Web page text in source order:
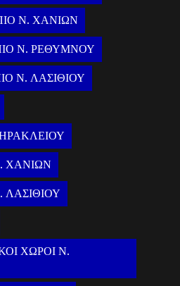
Ν. ΧΑΝΙΩΝ
Ν. ΡΕΘΥΜΝΟΥ
Ν. ΛΑΣΙΘΙΟΥ
ΧΑΝΙΩΝ
ΛΑΣΙΘΙΟΥ
ΧΩΡΟΙ Ν.